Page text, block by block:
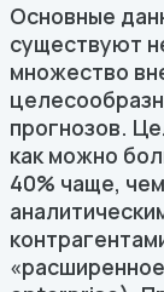
Основные
существуют
множество
прогнозов.
как можно
40% чаще,